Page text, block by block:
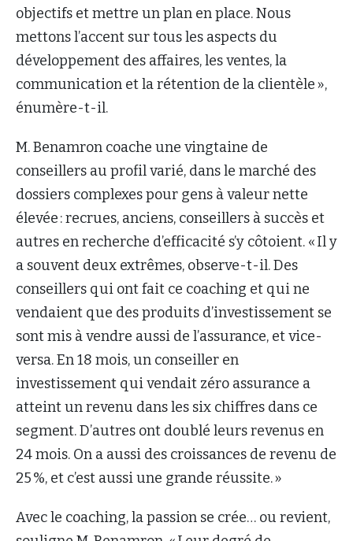
objectifs et mettre un plan en place. Nous
mettons l’accent sur tous les aspects du
développement des affaires, les ventes, la
communication et la rétention de la clientèle »,
énumère-t-il.
M. Benamron coache une vingtaine de
conseillers au profil varié, dans le marché des
dossiers complexes pour gens à valeur nette
élevée : recrues, anciens, conseillers à succès et
autres en recherche d’efficacité s’y côtoient. « Il y
a souvent deux extrêmes, observe-t-il. Des
conseillers qui ont fait ce coaching et qui ne
vendaient que des produits d’investissement se
sont mis à vendre aussi de l’assurance, et vice-
versa. En 18 mois, un conseiller en
investissement qui vendait zéro assurance a
atteint un revenu dans les six chiffres dans ce
segment. D’autres ont doublé leurs revenus en
24 mois. On a aussi des croissances de revenu de
25 %, et c’est aussi une grande réussite. »
Avec le coaching, la passion se crée… ou revient,